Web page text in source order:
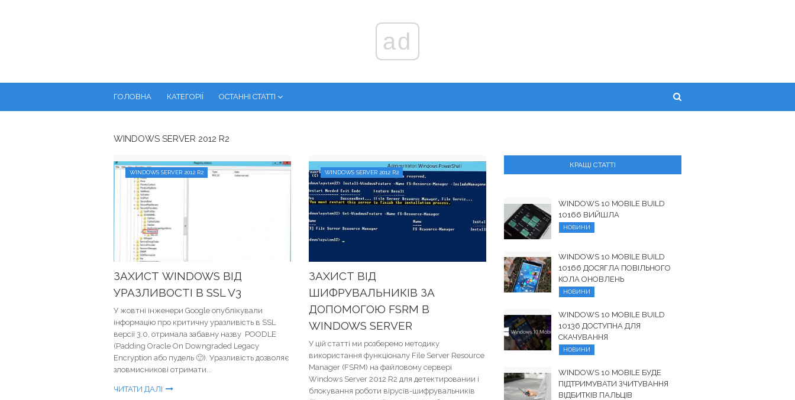
ad
ГОЛОВНА КАТЕГОРІЇ ОСТАННІ СТАТТІ
WINDOWS SERVER 2012 R2
WINDOWS SERVER 2012 R2
ЗАХИСТ WINDOWS ВІД
УРАЗЛИВОСТІ В SSL V3
У жовтні інженери Google опублікували
інформацію про критичну уразливість в SSL
версії 3.0, отримала забавну назву POODLE
(Padding Oracle On Downgraded Legacy
Encryption або пудель 🙂). Уразливість дозволяє
зловмисникові отримати...
ЧИТАТИ ДАЛІ
WINDOWS SERVER 2012 R2
ЗАХИСТ ВІД
ШИФРУВАЛЬНИКІВ ЗА
ДОПОМОГОЮ FSRM В
WINDOWS SERVER
У цій статті ми розберемо методику
використання функціоналу File Server Resource
Manager (FSRM) на файловому сервері
Windows Server 2012 R2 для детектировании і
блокування роботи вірусів-шифрувальників
КРАЩІ СТАТТІ
WINDOWS 10 MOBILE BUILD
10166 ВИЙШЛА
НОВИНИ
WINDOWS 10 MOBILE BUILD
10166 ДОСЯГЛА ПОВІЛЬНОГО
КОЛА ОНОВЛЕНЬ
НОВИНИ
WINDOWS 10 MOBILE BUILD
10136 ДОСТУПНА ДЛЯ
СКАЧУВАННЯ
НОВИНИ
WINDOWS 10 MOBILE БУДЕ
ПІДТРИМУВАТИ ЗЧИТУВАННЯ
ВІДБИТКІВ ПАЛЬЦІВ